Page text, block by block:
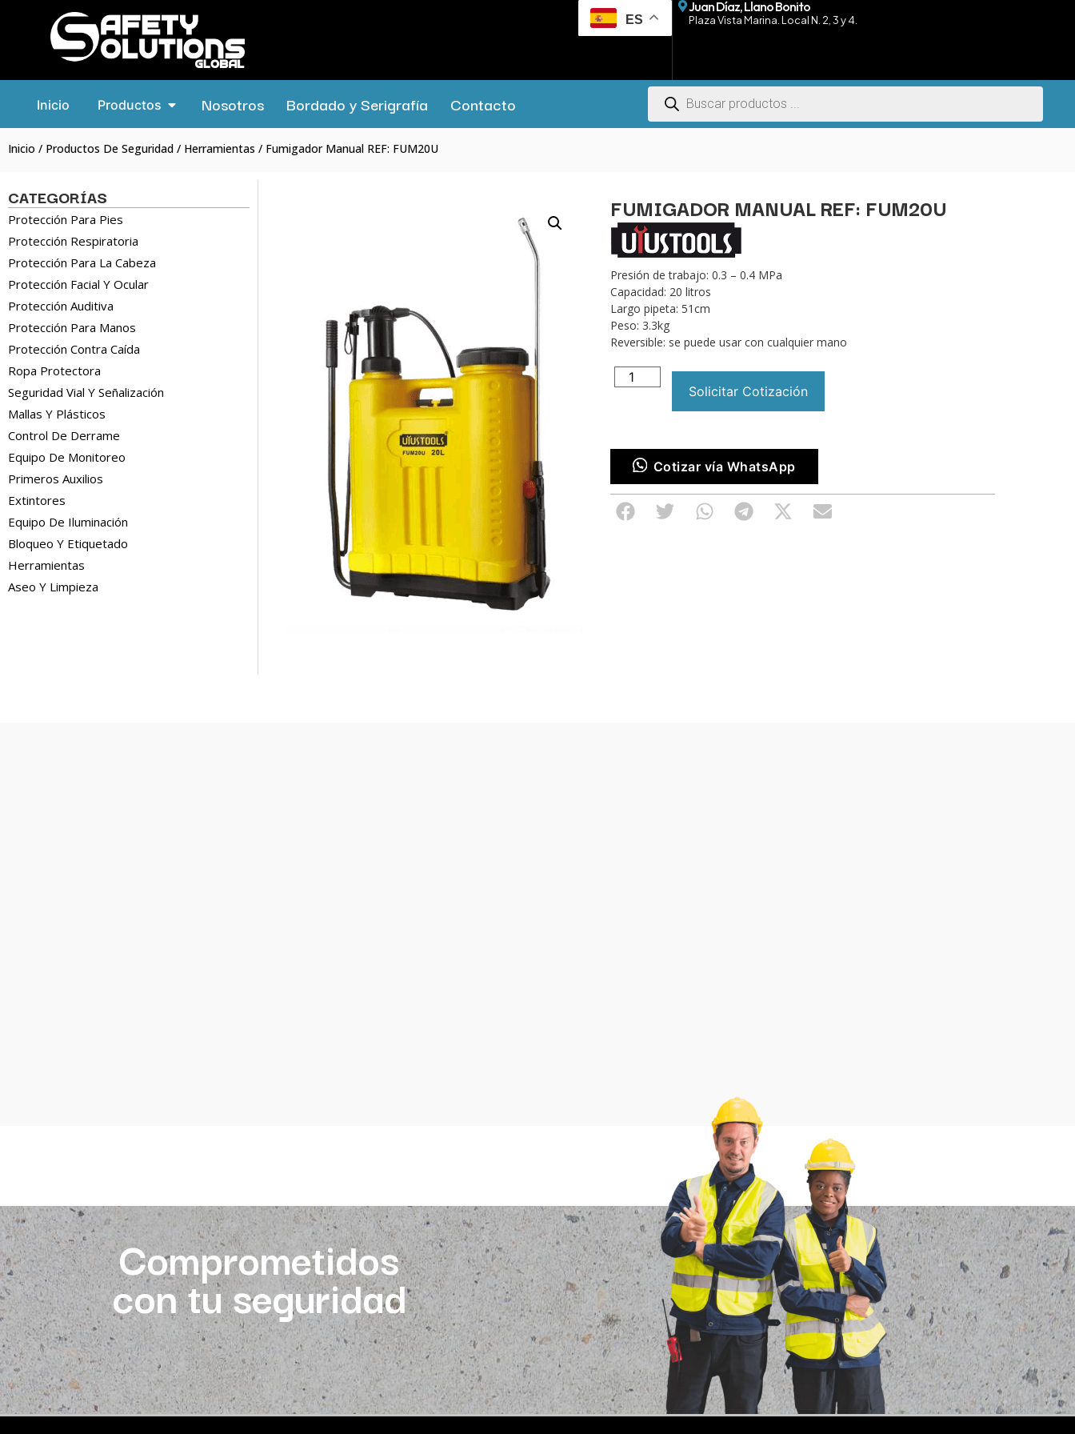
ES
Juan Díaz, Llano Bonito
Plaza Vista Marina. Local N. 2, 3 y 4.
Inicio Productos Nosotros Bordado y Serigrafía Contacto
Inicio / Productos De Seguridad / Herramientas / Fumigador Manual REF: FUM20U
CATEGORÍAS
Protección Para Pies
Protección Respiratoria
Protección Para La Cabeza
Protección Facial Y Ocular
Protección Auditiva
Protección Para Manos
Protección Contra Caída
Ropa Protectora
Seguridad Vial Y Señalización
Mallas Y Plásticos
Control De Derrame
Equipo De Monitoreo
Primeros Auxilios
Extintores
Equipo De Iluminación
Bloqueo Y Etiquetado
Herramientas
Aseo Y Limpieza
FUMIGADOR MANUAL REF: FUM20U
Presión de trabajo: 0.3 – 0.4 MPa
Capacidad: 20 litros
Largo pipeta: 51cm
Peso: 3.3kg
Reversible: se puede usar con cualquier mano
Solicitar Cotización
Cotizar vía WhatsApp
Comprometidos
con tu seguridad